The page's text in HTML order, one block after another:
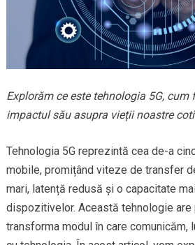
Explorăm ce este tehnologia 5G, cum
impactul său asupra vieții noastre
Tehnologia 5G reprezintă cea de-a
mobile, promițând viteze de transfer
mari, latență redusă și o capacitate
dispozitivelor. Această tehnologie are
transforma modul în care comunicăm,